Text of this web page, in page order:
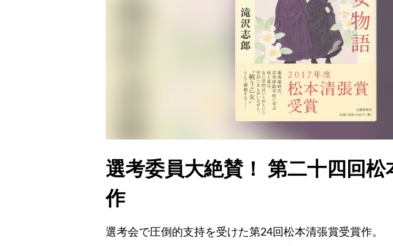
選考委員大絶賛！ 第二十四回松
作
選考会で圧倒的支持を受けた第24回松本清張賞受賞作。